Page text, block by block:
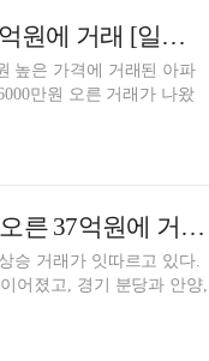
송파구 '송파와이즈더샵' 30평, 7.6억 오른 21.9억원에 거래 [일일 신고가]
높은 가격에 거래된 아파
만원 오른 거래가 나왔
송파구 '올림픽선수기자촌1단지' 40평, 12.7억 오른 37억원에 거래 [일일 신고가]
승 거래가 잇따르고 있다.
어졌고, 경기 분당과 안양,